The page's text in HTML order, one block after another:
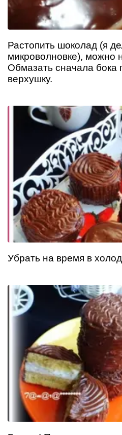
Растопить шоколад (я
микроволновке), можно
Обмазать сначала бока
верхушку.
Убрать на время в